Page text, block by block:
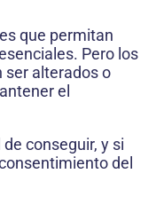
que permitan
Pero los
ser alterados o
el
conseguir, y si
del